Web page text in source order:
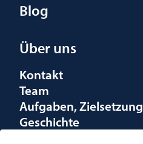
Blog
Über uns
Kontakt
Team
Aufgaben, Zielsetzung
Geschichte